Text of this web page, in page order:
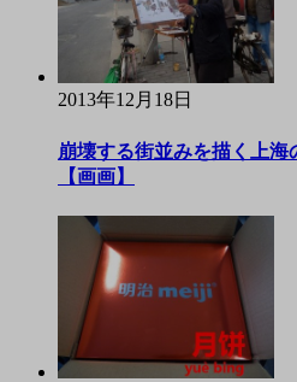
2013年12月18日
崩壊する街並みを描く上海
【画画】